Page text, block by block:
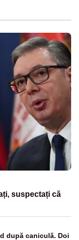
suspectați că
după caniculă. Doi